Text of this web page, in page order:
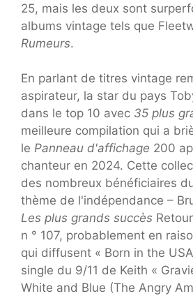
25, mais les deux sont
albums vintage tels que
Rumeurs.
En parlant de titres vintage
aspirateur, la star du pays
dans le top 10 avec 35 plus
meilleure compilation qui a
le Panneau d'affichage 200
chanteur en 2024. Cette
des nombreux bénéficiaires
thème de l'indépendance –
Les plus grands succès
n ° 107, probablement en
qui diffusent « Born in the
single du 9/11 de Keith «
White and Blue (The Angry